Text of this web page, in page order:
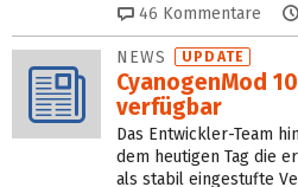
46 Kommentare
NEWS UPDATE
CyanogenMod
verfügbar
Das Entwickler-Team
dem heutigen Tag die
als stabil eingestufte